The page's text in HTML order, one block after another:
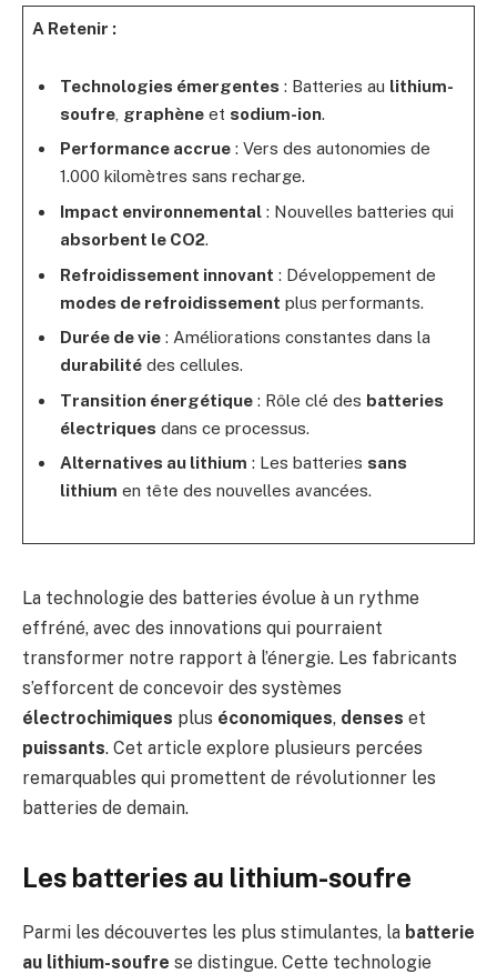
A Retenir :
Technologies émergentes : Batteries au lithium-
soufre, graphèneet sodium-ion.
Performance accrue: Vers des autonomies de
1.000 kilomètres sans recharge.
Impact environnemental: Nouvelles batteries qui
absorbent le CO2.
Refroidissement innovant : Développement de
modes de refroidissement plus performants.
Durée de vie: Améliorations constantes dans la
durabilitédes cellules.
Transition énergétique: Rôle clé des batteries
électriques dans ce processus.
Alternatives au lithium : Les batteries sans
lithium en tête des nouvelles avancées.
La technologie des batteries évolue à un rythme
effréné, avec des innovations qui pourraient
transformer notre rapport à l’énergie. Les fabricants
s’efforcent de concevoir des systèmes
électrochimiques plus économiques, denses et
puissants. Cet article explore plusieurs percées
remarquables qui promettent de révolutionner les
batteries de demain.
Les batteries au lithium-soufre
Parmi les découvertes les plus stimulantes, la batterie
au lithium-soufre se distingue. Cette technologie